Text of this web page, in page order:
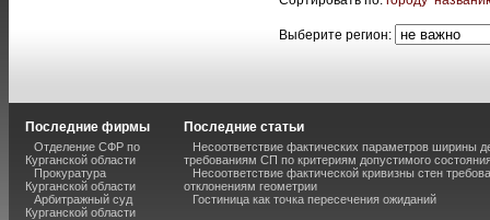
Выберите регион:
Последние фирмы
Отделение СФР по
Курганской области
Прокуратура
Курганской области
Арбитражный суд
Курганской области
Последние статьи
Несоответствие фактических параметров ширины
требованиям СП по критериям допустимого
Несоответствие фактической кривизны стен
отклонениям геометрии
Гостиница как точка пересечения ожиданий